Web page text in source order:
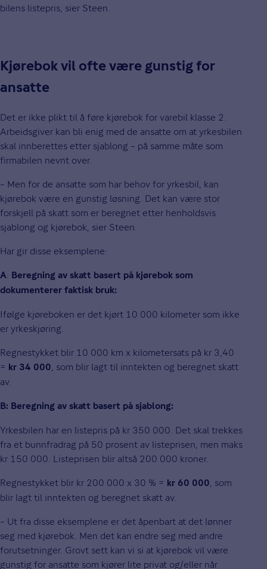
bilens listepris, sier Steen.
Kjørebok vil ofte være gunstig for
ansatte
Det er ikke plikt til å føre kjørebok for varebil klasse 2.
Arbeidsgiver kan bli enig med de ansatte om at yrkesbilen
skal innberettes etter sjablong – på samme måte som
firmabilen nevnt over.
– Men for de ansatte som har behov for yrkesbil, kan
kjørebok være en gunstig løsning. Det kan være stor
forskjell på skatt som er beregnet etter henholdsvis
sjablong og kjørebok, sier Steen.
Har gir disse eksemplene:
A: Beregning av skatt basert på kjørebok som
dokumenterer faktisk bruk:
Ifølge kjøreboken er det kjørt 10 000 kilometer som ikke
er yrkeskjøring.
Regnestykket blir 10 000 km x kilometersats på kr 3,40
= kr 34 000, som blir lagt til inntekten og beregnet skatt
av.
B: Beregning av skatt basert på sjablong:
Yrkesbilen har en listepris på kr 350 000. Det skal trekkes
fra et bunnfradrag på 50 prosent av listeprisen, men maks
kr 150 000. Listeprisen blir altså 200 000 kroner.
Regnestykket blir kr 200 000 x 30 % = kr 60 000, som
blir lagt til inntekten og beregnet skatt av.
– Ut fra disse eksemplene er det åpenbart at det lønner
seg med kjørebok. Men det kan endre seg med andre
forutsetninger. Grovt sett kan vi si at kjørebok vil være
gunstig for ansatte som kjører lite privat og/eller når